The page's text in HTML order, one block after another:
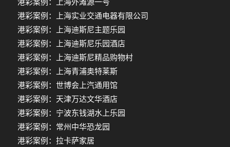
港彩案例：上海实业交通电器有限公司
港彩案例：上海迪斯尼主题乐园
港彩案例：上海迪斯尼乐园酒店
港彩案例：上海迪斯尼精品购物村
港彩案例：上海青浦奥特莱斯
港彩案例：世博会上汽通用馆
港彩案例：天津万达文华酒店
港彩案例：宁波东钱湖水上乐园
港彩案例：常州中华恐龙园
港彩案例：拉卡萨家居